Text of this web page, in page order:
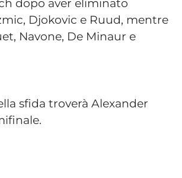
dopo aver eliminato
Djokovic e Ruud, mentre
Navone, De Minaur e
sfida troverà Alexander